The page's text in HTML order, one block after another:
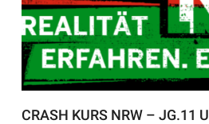
CRASH KURS NRW – JG.11